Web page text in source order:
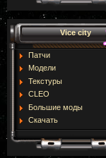
Vice city
Патчи
Модели
Текстуры
CLEO
Большие моды
Скачать